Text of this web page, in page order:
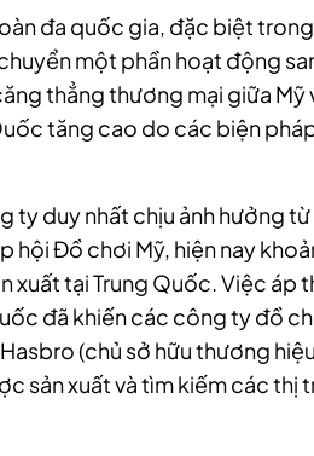
đa quốc gia, đặc biệt
một phần hoạt động
thẳng thương mại giữa Mỹ
tăng cao do các biện
ty duy nhất chịu ảnh hưởng
hội Đồ chơi Mỹ, hiện nay
xuất tại Trung Quốc. Việc áp
đã khiến các công ty đồ
(chủ sở hữu thương
sản xuất và tìm kiếm các thị